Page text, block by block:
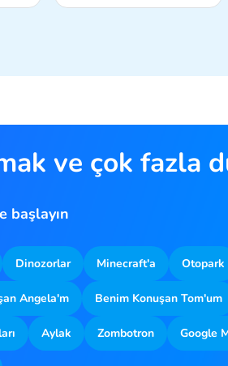
ve çok fazla
başlayın
Dinozorlar Minecraft'a Otopark
Angela'm Benim Konuşan Tom'um
Aylak Zombotron Google